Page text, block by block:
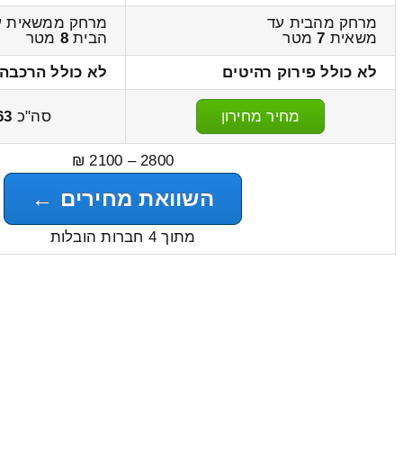
מרחק מהבית עד
משאית 7מטר
מרחק ממשאית
הבית8 מטר
לא כולל פירוק רהיטים
לא כולל
מחיר מחירון סה"כ
2800 – 2100 ₪
השוואת מחירים ←
מתוך 4 חברות הובלות